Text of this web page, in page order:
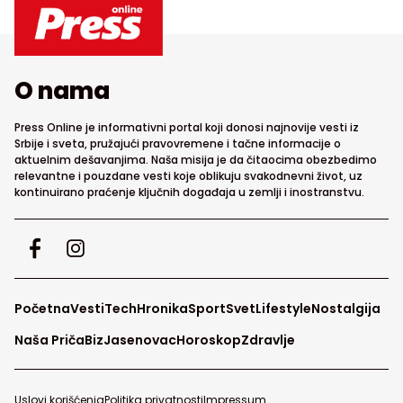
O nama
Press Online je informativni portal koji donosi najnovije vesti iz
Srbije i sveta, pružajući pravovremene i tačne informacije o
aktuelnim dešavanjima. Naša misija je da čitaocima obezbedimo
relevantne i pouzdane vesti koje oblikuju svakodnevni život, uz
kontinuirano praćenje ključnih događaja u zemlji i inostranstvu.
PočetnaVestiTechHronikaSportSvetLifestyleNostalgija
Naša PričaBizJasenovacHoroskopZdravlje
Uslovi korišćenjaPolitika privatnostiImpressum